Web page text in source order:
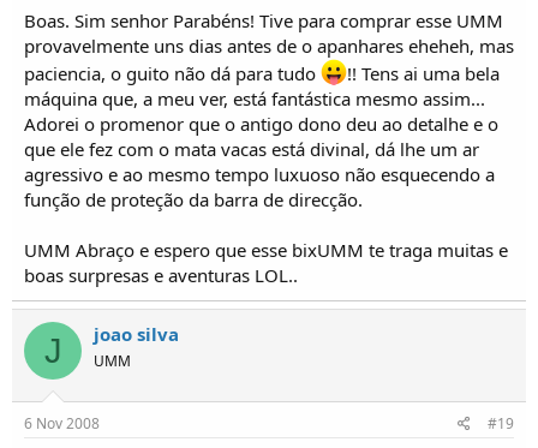
Boas. Sim senhor Parabéns! Tive para comprar esse UMM
provavelmente uns dias antes de o apanhares eheheh, mas
paciencia, o guito não dá para tudo
!! Tens ai uma bela
máquina que, a meu ver, está fantástica mesmo assim...
Adorei o promenor que o antigo dono deu ao detalhe e o
que ele fez com o mata vacas está divinal, dá lhe um ar
agressivo e ao mesmo tempo luxuoso não esquecendo a
função de proteção da barra de direcção.
UMM Abraço e espero que esse bixUMM te traga muitas e
boas surpresas e aventuras LOL..
J joao silva
UMM
6 Nov 2008 #19